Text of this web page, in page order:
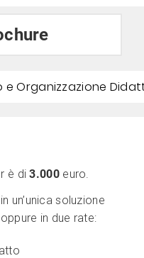
e Organizzazione
è di3.000euro.
un’unica soluzione
in due rate: